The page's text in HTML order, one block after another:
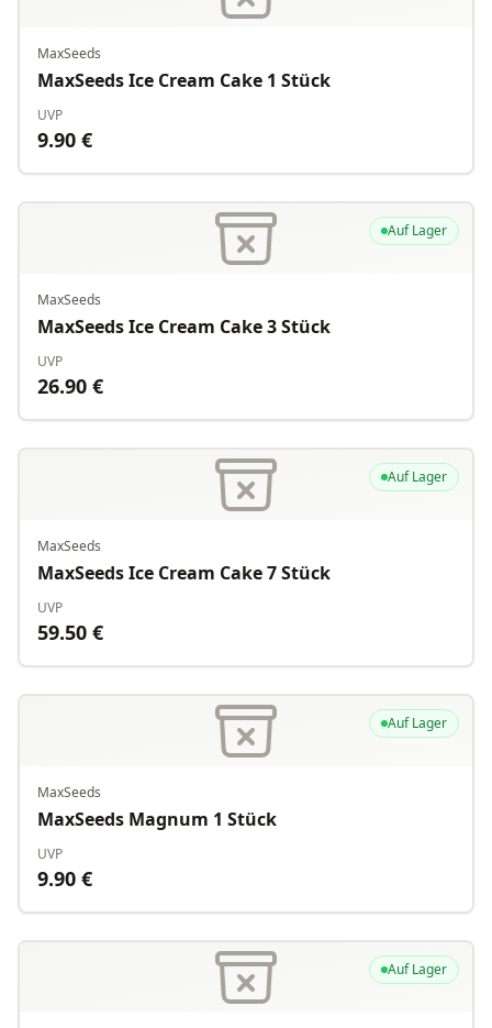
MaxSeeds
MaxSeeds Ice Cream Cake 1 Stück
UVP
9.90 €
Auf Lager
MaxSeeds
MaxSeeds Ice Cream Cake 3 Stück
UVP
26.90 €
Auf Lager
MaxSeeds
MaxSeeds Ice Cream Cake 7 Stück
UVP
59.50 €
Auf Lager
MaxSeeds
MaxSeeds Magnum 1 Stück
UVP
9.90 €
Auf Lager